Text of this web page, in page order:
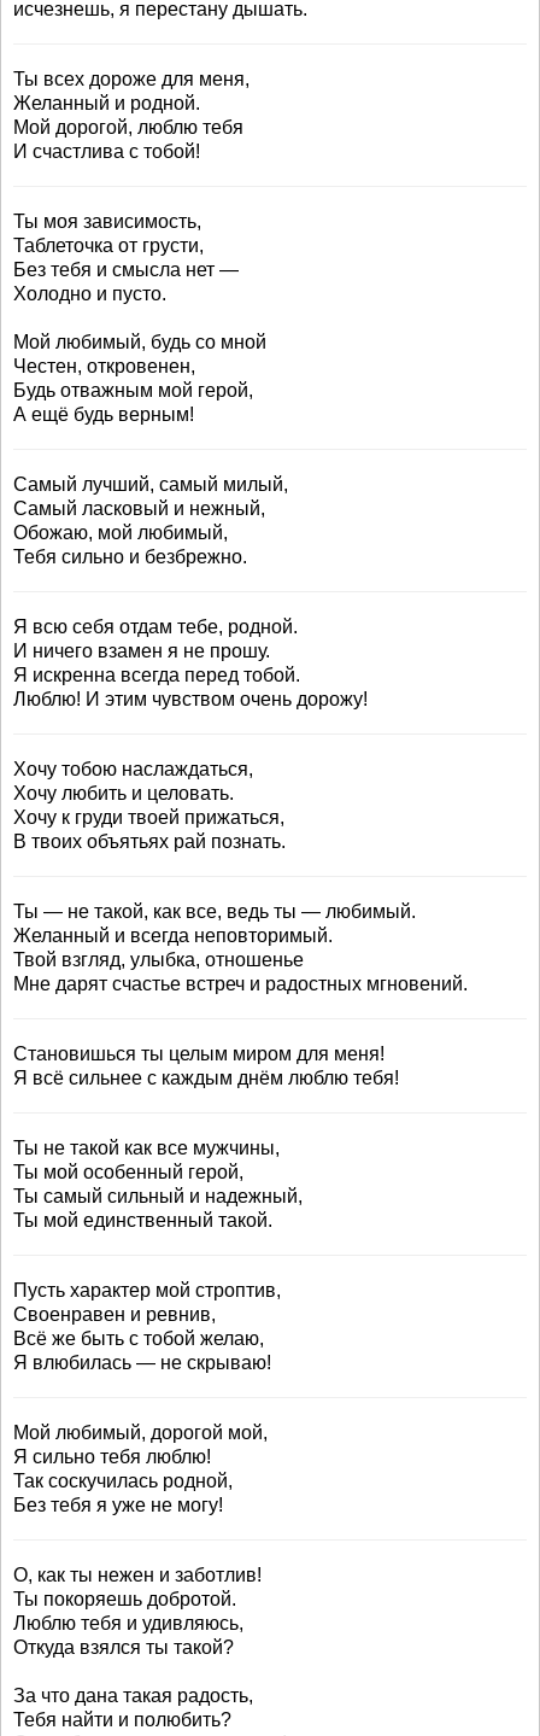
исчезнешь, я перестану дышать.
Ты всех дороже для меня,
Желанный и родной.
Мой дорогой, люблю тебя
И счастлива с тобой!
Ты моя зависимость,
Таблеточка от грусти,
Без тебя и смысла нет —
Холодно и пусто.
Мой любимый, будь со мной
Честен, откровенен,
Будь отважным мой герой,
А ещё будь верным!
Самый лучший, самый милый,
Самый ласковый и нежный,
Обожаю, мой любимый,
Тебя сильно и безбрежно.
Я всю себя отдам тебе, родной.
И ничего взамен я не прошу.
Я искренна всегда перед тобой.
Люблю! И этим чувством очень дорожу!
Хочу тобою наслаждаться,
Хочу любить и целовать.
Хочу к груди твоей прижаться,
В твоих объятьях рай познать.
Ты — не такой, как все, ведь ты — любимый.
Желанный и всегда неповторимый.
Твой взгляд, улыбка, отношенье
Мне дарят счастье встреч и радостных мгновений.
Становишься ты целым миром для меня!
Я всё сильнее с каждым днём люблю тебя!
Ты не такой как все мужчины,
Ты мой особенный герой,
Ты самый сильный и надежный,
Ты мой единственный такой.
Пусть характер мой строптив,
Своенравен и ревнив,
Всё же быть с тобой желаю,
Я влюбилась — не скрываю!
Мой любимый, дорогой мой,
Я сильно тебя люблю!
Так соскучилась родной,
Без тебя я уже не могу!
О, как ты нежен и заботлив!
Ты покоряешь добротой.
Люблю тебя и удивляюсь,
Откуда взялся ты такой?
За что дана такая радость,
Тебя найти и полюбить?